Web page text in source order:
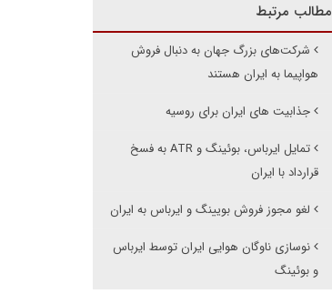
مطالب مرتبط
شرکت‌های بزرگ جهان به دنبال فروش
هواپیما به ایران هستند
جذابیت های ایران برای روسیه
تمایل ایرباس، بوئینگ و ATR به فسخ
قرارداد با ایران
لغو مجوز فروش بویینگ و ایرباس به ایران
نوسازی ناوگان هوایی ایران توسط ایرباس
و بوئینگ